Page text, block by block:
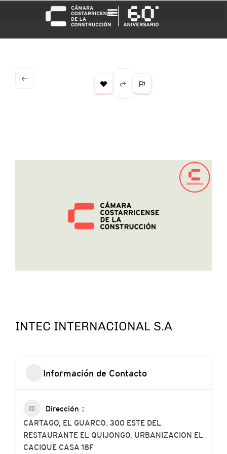
INTEC INTERNACIONAL S.A
Información de Contacto
Dirección
CARTAGO, EL GUARCO. 300 ESTE DEL
RESTAURANTE EL QUIJONGO, URBANIZACION EL
CACIQUE CASA 18F